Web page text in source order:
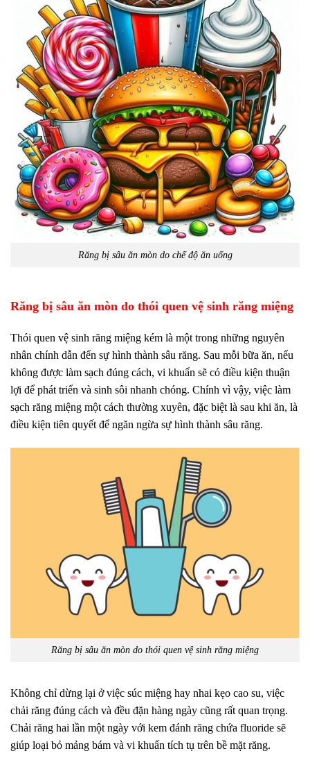
Răng bị sâu ăn mòn do chế độ ăn uống
Răng bị sâu ăn mòn do thói quen vệ sinh răng miệng
Thói quen vệ sinh răng miệng kém là một trong những nguyên
nhân chính dẫn đến sự hình thành sâu răng. Sau mỗi bữa ăn, nếu
không được làm sạch đúng cách, vi khuẩn sẽ có điều kiện thuận
lợi để phát triển và sinh sôi nhanh chóng. Chính vì vậy, việc làm
sạch răng miệng một cách thường xuyên, đặc biệt là sau khi ăn, là
điều kiện tiên quyết để ngăn ngừa sự hình thành sâu răng.
Răng bị sâu ăn mòn do thói quen vệ sinh răng miệng
Không chỉ dừng lại ở việc súc miệng hay nhai kẹo cao su, việc
chải răng đúng cách và đều đặn hàng ngày cũng rất quan trọng.
Chải răng hai lần một ngày với kem đánh răng chứa fluoride sẽ
giúp loại bỏ mảng bám và vi khuẩn tích tụ trên bề mặt răng.